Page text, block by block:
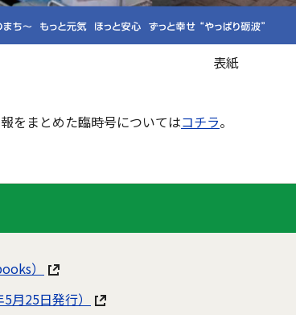
表紙
をまとめた臨時号についてはコチラ。
）
月25日発行）